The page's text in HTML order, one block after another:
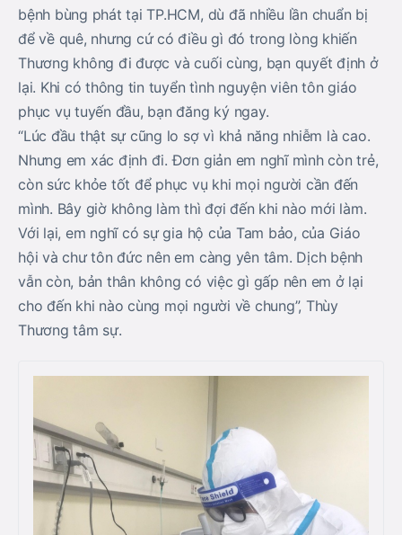
bệnh bùng phát tại TP.HCM, dù đã nhiều lần chuẩn bị
để về quê, nhưng cứ có điều gì đó trong lòng khiến
Thương không đi được và cuối cùng, bạn quyết định ở
lại. Khi có thông tin tuyển tình nguyện viên tôn giáo
phục vụ tuyến đầu, bạn đăng ký ngay.
“Lúc đầu thật sự cũng lo sợ vì khả năng nhiễm là cao.
Nhưng em xác định đi. Đơn giản em nghĩ mình còn trẻ,
còn sức khỏe tốt để phục vụ khi mọi người cần đến
mình. Bây giờ không làm thì đợi đến khi nào mới làm.
Với lại, em nghĩ có sự gia hộ của Tam bảo, của Giáo
hội và chư tôn đức nên em càng yên tâm. Dịch bệnh
vẫn còn, bản thân không có việc gì gấp nên em ở lại
cho đến khi nào cùng mọi người về chung”, Thùy
Thương tâm sự.